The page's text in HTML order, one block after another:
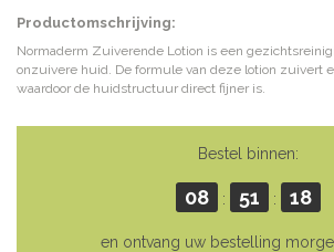
Productomschrijving:
Normaderm Zuiverende Lotion is een
onzuivere huid. De formule van deze lotion zuivert
waardoor de huidstructuur direct fijner is.
Bestel binnen:
08 : 51 : 18
en ontvang uw bestelling